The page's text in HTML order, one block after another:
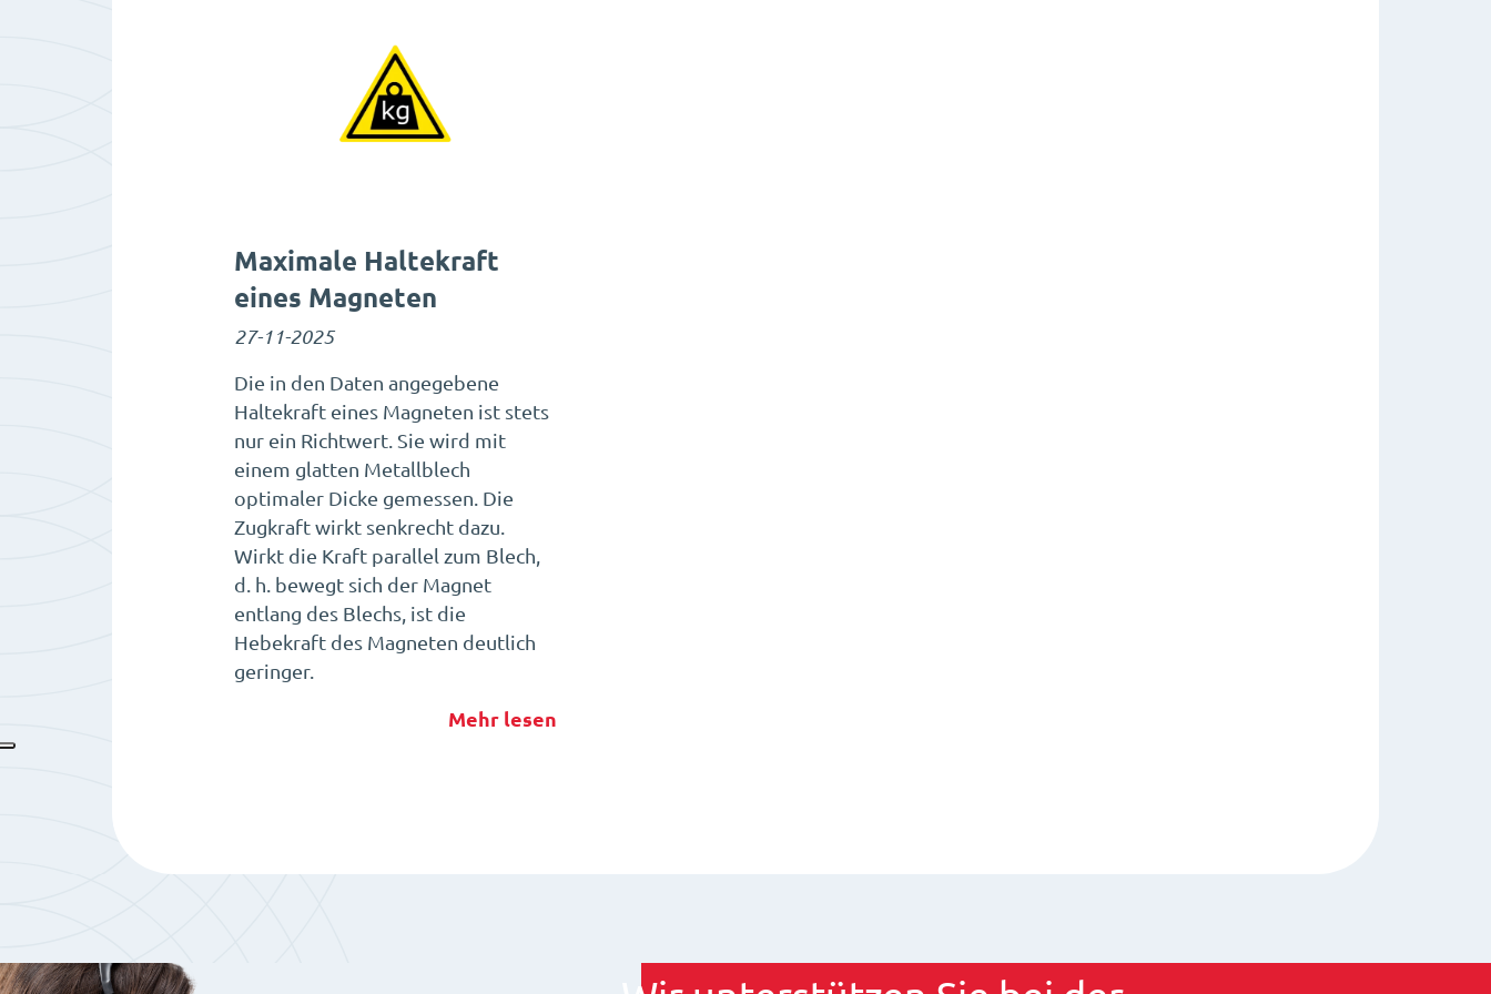
Maximale Haltekraft
eines Magneten
27-11-2025
Die in den Daten angegebene
Haltekraft eines Magneten ist stets
nur ein Richtwert. Sie wird mit
einem glatten Metallblech
optimaler Dicke gemessen. Die
Zugkraft wirkt senkrecht dazu.
Wirkt die Kraft parallel zum Blech,
d. h. bewegt sich der Magnet
entlang des Blechs, ist die
Hebekraft des Magneten deutlich
geringer.
Mehr lesen